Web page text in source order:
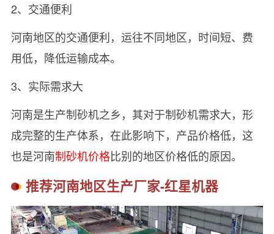
2、交通便利
河南地区的交通便利，运往不同地区，时间短、费
用低，降低运输成本。
3、实际需求大
河南是生产制砂机之乡，其对于制砂机需求大，形
成完整的生产体系，在此影响下，产品价格低，这
也是河南制砂机价格比别的地区价格低的原因。
推荐河南地区生产厂家-红星机器